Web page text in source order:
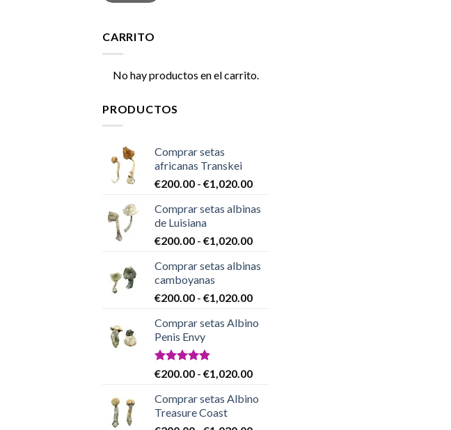
CARRITO
No hay productos en el carrito.
PRODUCTOS
Comprar setas
africanas Transkei
€200.00 - €1,020.00Rango
precios:
€200.00
€1,020.00
Comprar setas albinas
de Luisiana
€200.00 - €1,020.00Rango
precios:
€200.00
€1,020.00
Comprar setas albinas
camboyanas
€200.00 - €1,020.00Rango
precios:
hasta
Comprar setas Albino
Penis Envy
Valorado
de 5
€200.00 - €1,020.00Rango
precios:
Comprar setas Albino
Treasure Coast